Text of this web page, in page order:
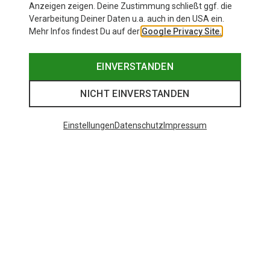
Anzeigen zeigen. Deine Zustimmung schließt ggf. die
Verarbeitung Deiner Daten u.a. auch in den USA ein.
Mehr Infos findest Du auf der Google Privacy Site.
EINVERSTANDEN
NICHT EINVERSTANDEN
EinstellungenDatenschutz Impressum